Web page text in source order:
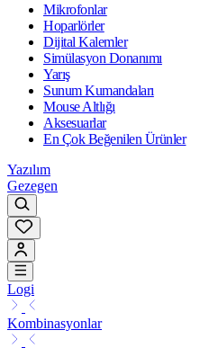
Mikrofonlar
Hoparlörler
Dijital Kalemler
Simülasyon Donanımı
Yarış
Sunum Kumandaları
Mouse Altlığı
Aksesuarlar
En Çok Beğenilen Ürünler
Yazılım
Gezegen
Logi
Kombinasyonlar